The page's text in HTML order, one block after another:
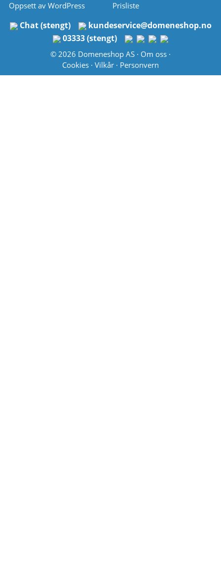
Oppsett av WordPress
Prisliste
Chat (stengt) kundeservice@domeneshop.no
03333 (stengt)
© 2026 Domeneshop AS · Om oss·
Cookies· Vilkår· Personvern